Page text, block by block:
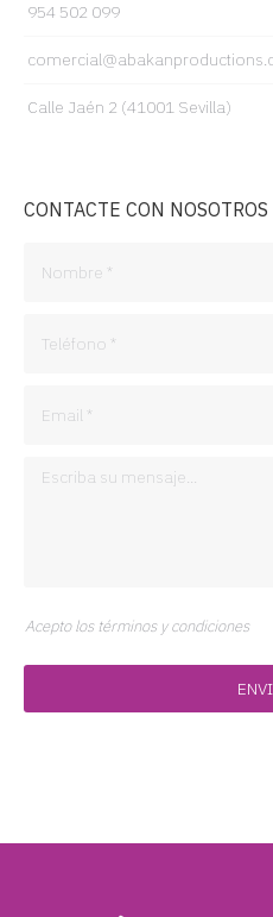
954 502 099
Calle Jaén 2 (41001 Sevilla)
CONTACTE CON NOSOTROS
Acepto los términos y condiciones